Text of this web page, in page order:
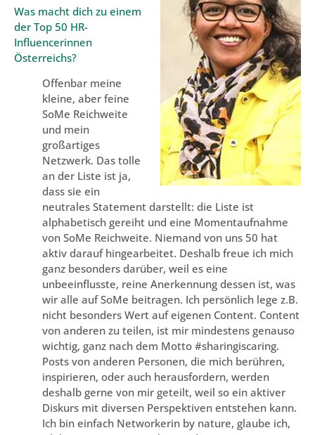
Was macht dich zu einem
der Top 50 HR-
Influencerinnen
Österreichs?
Offenbar meine
kleine, aber feine
SoMe Reichweite
und mein
großartiges
Netzwerk. Das tolle
an der Liste ist ja,
dass sie ein
neutrales Statement darstellt: die Liste ist
alphabetisch gereiht und eine Momentaufnahme
von SoMe Reichweite. Niemand von uns 50 hat
aktiv darauf hingearbeitet. Deshalb freue ich mich
ganz besonders darüber, weil es eine
unbeeinflusste, reine Anerkennung dessen ist, was
wir alle auf SoMe beitragen. Ich persönlich lege z.B.
nicht besonders Wert auf eigenen Content. Content
von anderen zu teilen, ist mir mindestens genauso
wichtig, ganz nach dem Motto #sharingiscaring.
Posts von anderen Personen, die mich berühren,
inspirieren, oder auch herausfordern, werden
deshalb gerne von mir geteilt, weil so ein aktiver
Diskurs mit diversen Perspektiven entstehen kann.
Ich bin einfach Networkerin by nature, glaube ich,